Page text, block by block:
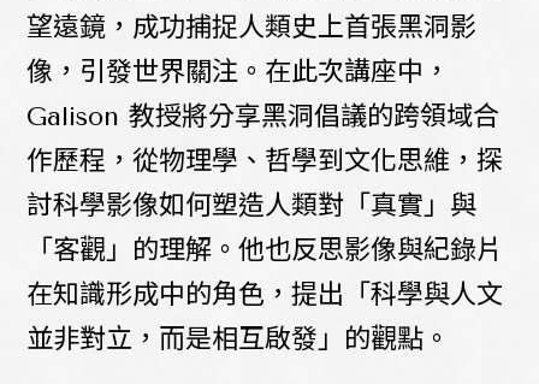
望遠鏡，成功捕捉人類史上首張黑洞影
像，引發世界關注。在此次講座中，
Galison 教授將分享黑洞倡議的跨領域合
作歷程，從物理學、哲學到文化思維，探
討科學影像如何塑造人類對「真實」與
「客觀」的理解。他也反思影像與紀錄片
在知識形成中的角色，提出「科學與人文
並非對立，而是相互啟發」的觀點。